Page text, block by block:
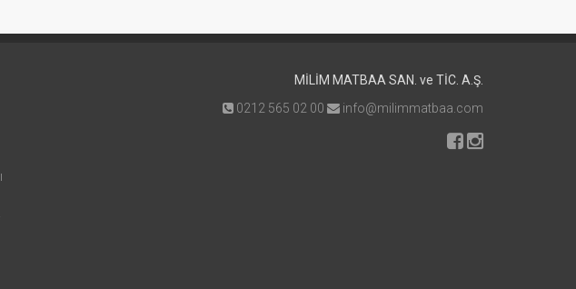
MİLİM MATBAA SAN. ve TİC. A.Ş.
0212 565 02 00
info@milimmatbaa.com